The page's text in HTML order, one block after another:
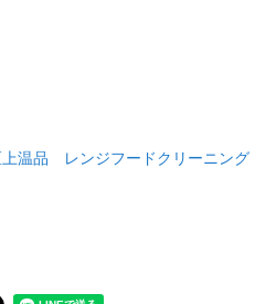
上温品 レンジフードクリーニング